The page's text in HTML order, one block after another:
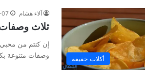
أكلات خفيفة
آلاء هشام
ثلاث
إن كنتم من
وصفات متنوعة